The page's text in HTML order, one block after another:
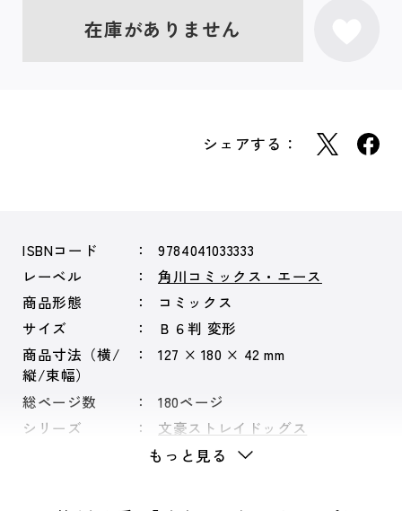
在庫がありません
シェアする：
ISBNコード
9784041033333
レーベル
角川コミックス・エース
商品形態
コミックス
サイズ
Ｂ６判 変形
商品寸法（横/
縦/束幅）
127 × 180 × 42 mm
総ページ数
180ページ
シリーズ
文豪ストレイドッグス
もっと見る